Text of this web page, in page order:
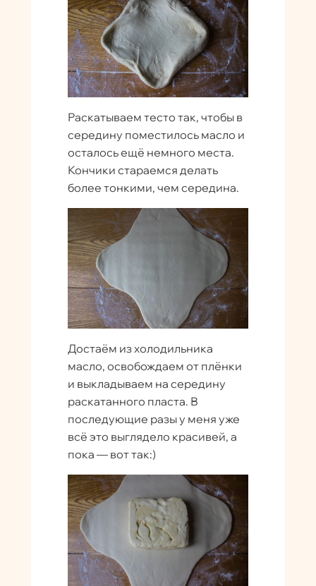
Раскатываем тесто так, чтобы в
середину поместилось масло и
осталось ещё немного места.
Кончики стараемся делать
более тонкими, чем середина.
Достаём из холодильника
масло, освобождаем от плёнки
и выкладываем на середину
раскатанного пласта. В
последующие разы у меня уже
всё это выглядело красивей, а
пока — вот так:)